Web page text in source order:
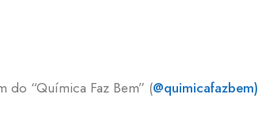
do “Química Faz Bem” (@quimicafazbem)